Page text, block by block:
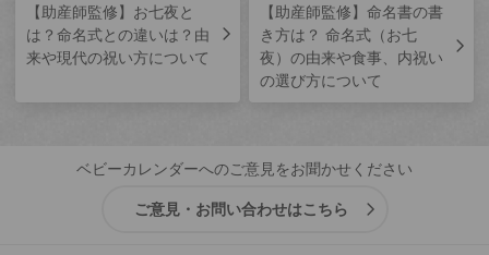
【助産師監修】お七夜と
は？命名式との違いは？由
来や現代の祝い方について
【助産師監修】命名書の書
き方は？ 命名式（お七
夜）の由来や食事、内祝い
の選び方について
ベビーカレンダーへのご意見をお聞かせください
ご意見・お問い合わせはこちら